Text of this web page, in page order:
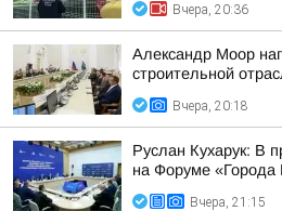
Вчера, 20:36
Александр Моор
строительной
Вчера, 20:18
Руслан Кухарук: В
на Форуме «Города
Вчера, 21:15